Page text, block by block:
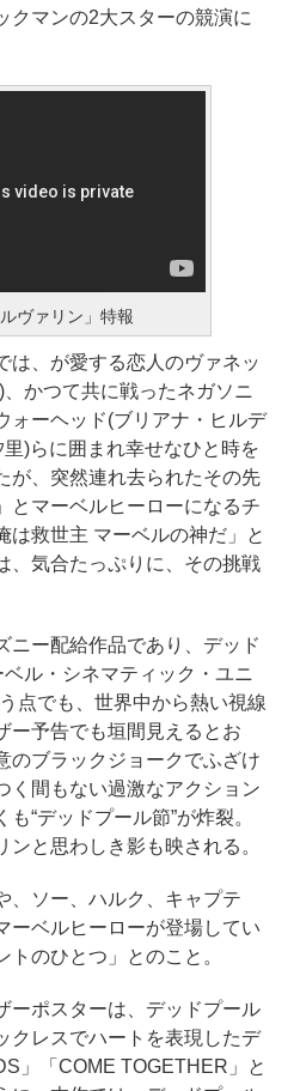
クマンの2大スターの競演に
ヴァリン」特報
は、が愛する恋人のヴァネッ
かつて共に戦ったネガソニ
ォーヘッド(ブリアナ・ヒルデ
)らに囲まれ幸せなひと時を
が、突然連れ去られたその先
とマーベルヒーローになるチ
は救世主 マーベルの神だ」と
、気合たっぷりに、その挑戦
ニー配給作品であり、デッド
ル・シネマティック・ユニ
点でも、世界中から熱い視線
ー予告でも垣間見えるとお
のブラックジョークでふざけ
く間もない過激なアクション
“デッドプール節”が炸裂。
と思わしき影も映される。
、ソー、ハルク、キャプテ
ーベルヒーローが登場してい
のひとつ」とのこと。
ーポスターは、デッドプール
クレスでハートを表現したデ
」「COME TOGETHER」と